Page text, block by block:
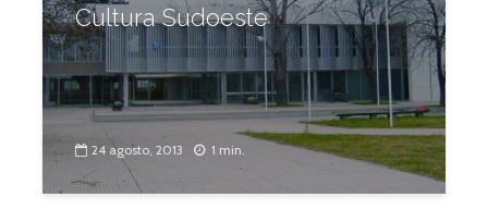
Cultura Sudoeste
24 agosto, 2013 1 min.